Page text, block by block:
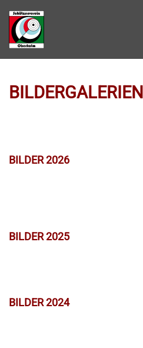
Zum Hauptinhalt springen
BILDERGALERIEN
BILDER 2026
BILDER 2025
BILDER 2024